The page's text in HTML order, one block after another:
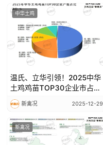
中华土鸡
温氏、立华引领！2025中华
土鸡鸡苗TOP30企业市占率
超90%，华南、华东成种源
核心区
新禽况 2025-12-29
新禽况